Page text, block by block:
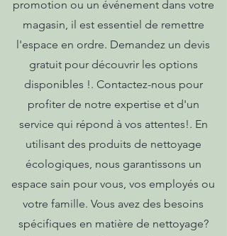
promotion ou un événement dans votre
magasin, il est essentiel de remettre
l'espace en ordre. Demandez un devis
gratuit pour découvrir les options
disponibles !. Contactez-nous pour
profiter de notre expertise et d'un
service qui répond à vos attentes!. En
utilisant des produits de nettoyage
écologiques, nous garantissons un
espace sain pour vous, vos employés ou
votre famille. Vous avez des besoins
spécifiques en matière de nettoyage?